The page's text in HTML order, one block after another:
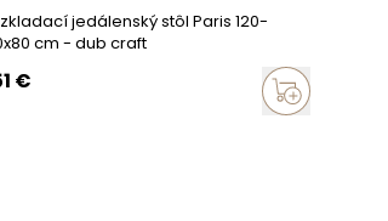
jedálenský stôl Paris 120-
cm - dub craft
€